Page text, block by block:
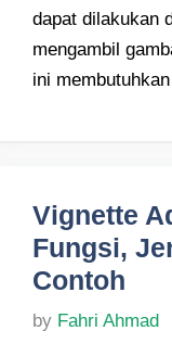
dapat dilakukan
mengambil
ini
Vignette
Fungsi,
Contoh
by Fahri Ahmad